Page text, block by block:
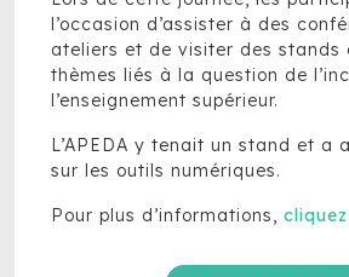
l’occasion d’assister à des
ateliers et de visiter des stands
thèmes liés à la question de
l’enseignement supérieur.
L’APEDA y tenait un stand et a
sur les outils numériques.
Pour plus d’informations,